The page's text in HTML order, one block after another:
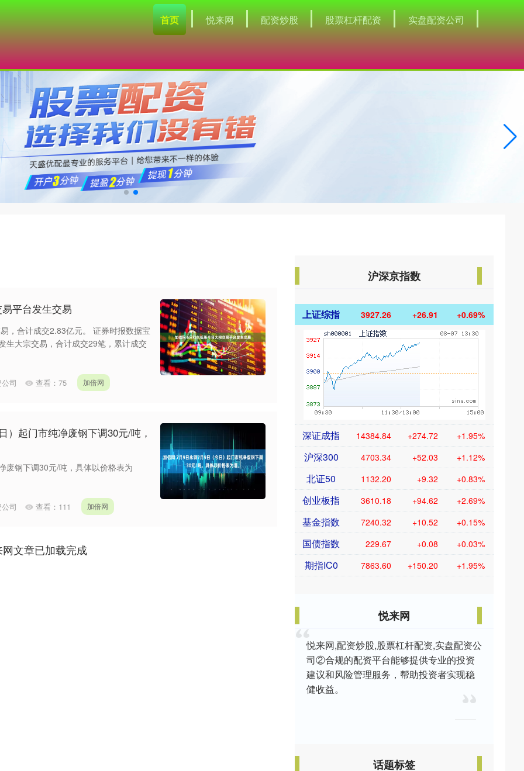
首页 悦来网 配资炒股 股票杠杆配资 实盘配资公司
平台发生交易
，合计成交2.83亿元。 证券时报数据宝
生大宗交易，合计成交29笔，累计成交
司 查看： 75 加倍网
）起门市纯净废钢下调30元/吨，
废钢下调30元/吨，具体以价格表为
司 查看： 111 加倍网
文章已加载完成
沪深京指数
上证综指 3927.26 +26.91 +0.69%
深证成指 14384.84 +274.72 +1.95%
沪深300 4703.34 +52.03 +1.12%
北证50 1132.20 +9.32 +0.83%
创业板指 3610.18 +94.62 +2.69%
基金指数 7240.32 +10.52 +0.15%
国债指数 229.67 +0.08 +0.03%
期指IC0 7863.60 +150.20 +1.95%
悦来网
悦来网,配资炒股,股票杠杆配资,实盘配资公
司②合规的配资平台能够提供专业的投资
建议和风险管理服务，帮助投资者实现稳
健收益。
话题标签